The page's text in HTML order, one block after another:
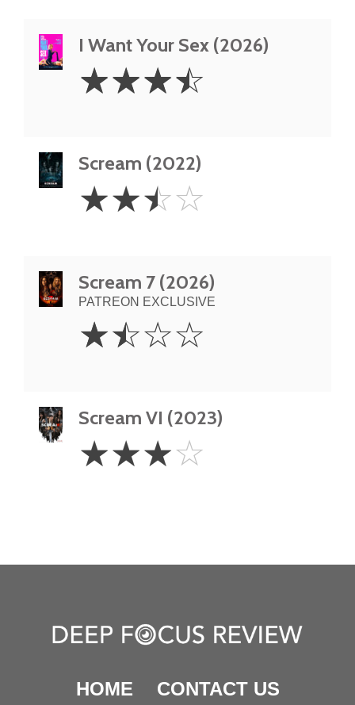
I Want Your Sex (2026)
3.5
Stars
☆☆☆☆
Scream (2022)
2.5
Stars
☆☆☆☆
Scream 7 (2026)
PATREON EXCLUSIVE
1.5
Stars
☆☆☆☆
Scream VI (2023)
Stars
☆☆☆☆
HOME CONTACT US